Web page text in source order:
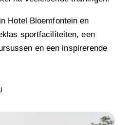
Hotel Bloemfontein en
sportfaciliteiten, een
en een inspirerende